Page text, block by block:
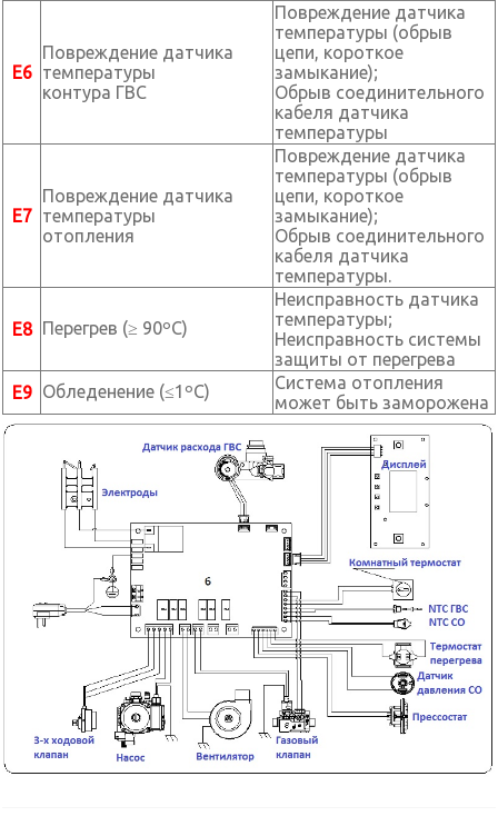
Е6
Повреждение датчика
температуры
контура ГВС
Повреждение датчика
температуры (обрыв
цепи, короткое
замыкание);
Обрыв соединительного
кабеля датчика
температуры
Е7
Повреждение датчика
температуры
отопления
Повреждение датчика
температуры (обрыв
цепи, короткое
замыкание);
Обрыв соединительного
кабеля датчика
температуры.
Е8 Перегрев (≥ 90ºС)
Неисправность датчика
температуры;
Неисправность системы
защиты от перегрева
Е9 Обледенение (≤1ºС)
Система отопления
может быть заморожена